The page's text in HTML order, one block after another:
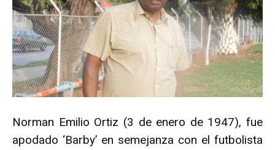
Norman Emilio Ortiz (3 de enero de 1947), fue
apodado ‘Barby’ en semejanza con el futbolista